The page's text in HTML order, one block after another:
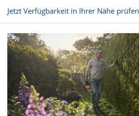
Jetzt Verfügbarkeit in Ihrer Nähe prüfen